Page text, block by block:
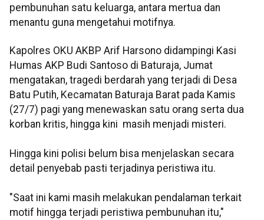
pembunuhan satu keluarga, antara mertua dan
menantu guna mengetahui motifnya.
Kapolres OKU AKBP Arif Harsono didampingi Kasi
Humas AKP Budi Santoso di Baturaja, Jumat
mengatakan, tragedi berdarah yang terjadi di Desa
Batu Putih, Kecamatan Baturaja Barat pada Kamis
(27/7) pagi yang menewaskan satu orang serta dua
korban kritis, hingga kini masih menjadi misteri.
Hingga kini polisi belum bisa menjelaskan secara
detail penyebab pasti terjadinya peristiwa itu.
"Saat ini kami masih melakukan pendalaman terkait
motif hingga terjadi peristiwa pembunuhan itu,"